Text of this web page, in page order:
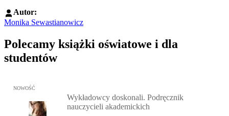
Autor:
Monika Sewastianowicz
Polecamy książki oświatowe i dla
studentów
Przejdź do: Wykładowcy doskonali. Podręcznik nauczycieli
NOWOŚĆ
Wykładowcy doskonali. Podręcznik
nauczycieli akademickich